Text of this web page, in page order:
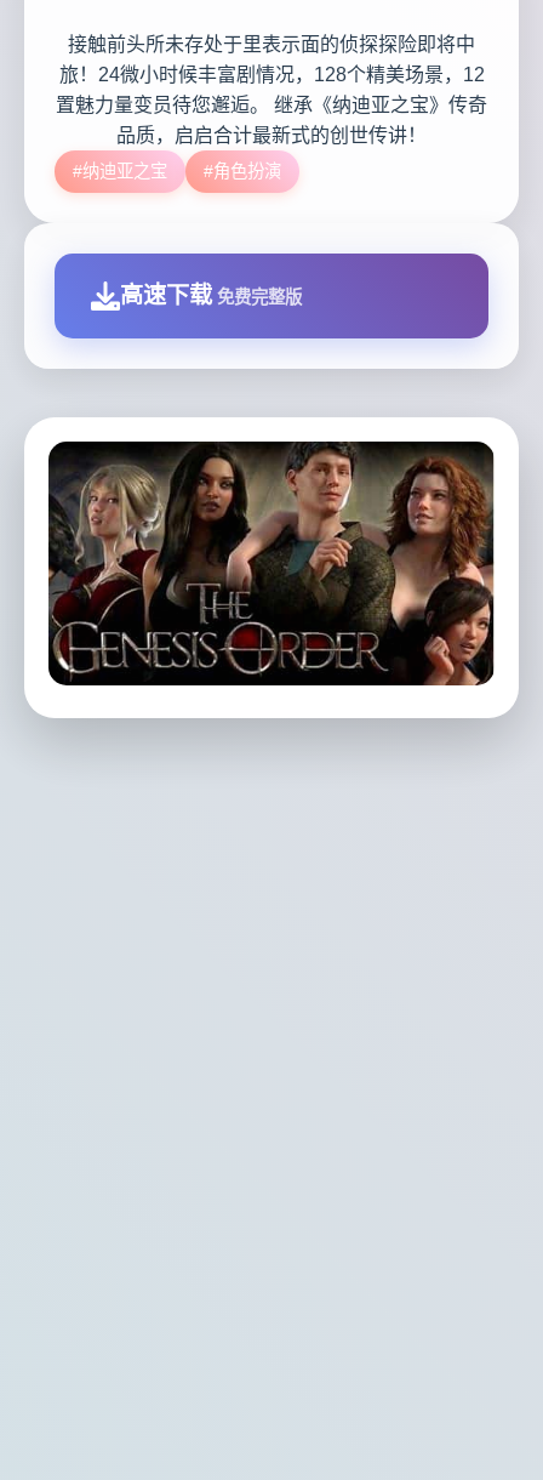
接触前头所未存处于里表示面的侦探探险即将中
旅！24微小时候丰富剧情况，128个精美场景，12
置魅力量变员待您邂逅。 继承《纳迪亚之宝》传奇
品质，启启合计最新式的创世传讲！
#纳迪亚之宝 #角色扮演
高速下载 免费完整版